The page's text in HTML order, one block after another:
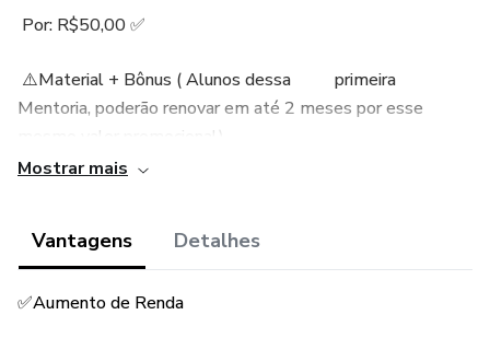
Por: R$50,00 ✅
⚠️Material + Bônus ( Alunos dessa primeira
Mentoria, poderão renovar em até 2 meses por esse
mesmo valor promocional)
🟢Todos os meses acaba no "zero à zero"?
Mostrar mais
Vantagens Detalhes
✅Aumento de Renda